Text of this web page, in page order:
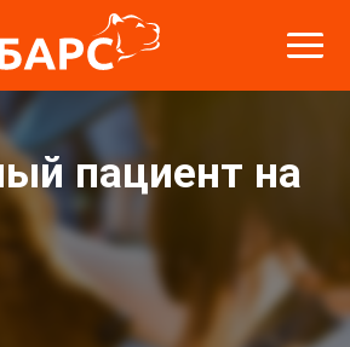
пациент на